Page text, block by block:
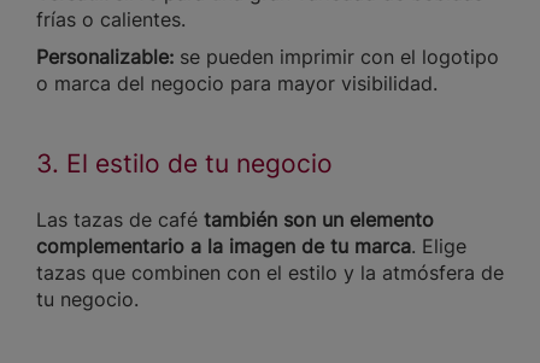
frías o calientes.
Personalizable: se pueden imprimir con el logotipo
o marca del negocio para mayor visibilidad.
3. El estilo de tu negocio
Las tazas de café también son un elemento
complementario a la imagen de tu marca. Elige
tazas que combinen con el estilo y la atmósfera de
tu negocio.